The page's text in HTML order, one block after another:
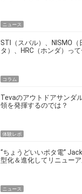
ニュース
STI（スバル）、NISMO（
タ）、HRC（ホンダ）っ
コラム
Tevaのアウトドアサンダ
領を発揮するのでは？
体験レポ
“ちょうどいいポタ電”
型化＆進化してリニュー
ニュース